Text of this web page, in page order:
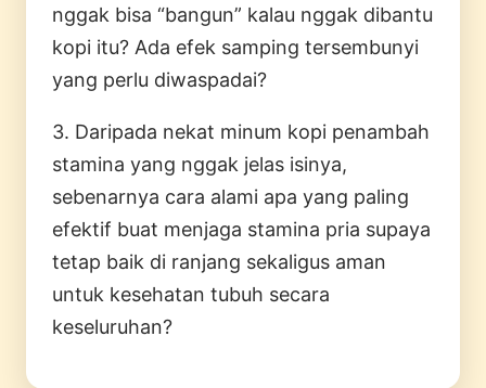
nggak bisa “bangun” kalau nggak dibantu
kopi itu? Ada efek samping tersembunyi
yang perlu diwaspadai?
3. Daripada nekat minum kopi penambah
stamina yang nggak jelas isinya,
sebenarnya cara alami apa yang paling
efektif buat menjaga stamina pria supaya
tetap baik di ranjang sekaligus aman
untuk kesehatan tubuh secara
keseluruhan?